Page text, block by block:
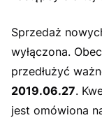
Sprzedaż
wyłączona.
przedłużyć
2019.06.27.
jest omówiona